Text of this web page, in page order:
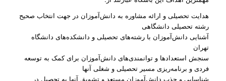
هدایت تحصیلی و ارائه مشاوره به دانش‌آموزان در جهت انتخاب صحیح
رشته تحصیلی دانشگاهی
آشنایی دانش‌آموزان با رشته‌های تحصیلی و دانشکده‌های دانشگاه
تهران
سنجش استعدادها و توانمندی‌های دانش‌آموزان برای کمک به توسعه
فردی و برنامه‌ریزی مسیر تحصیلی و شغلی آنها
شناسایی و جذب دانش‌آموزان مستعد و تشویق آنها به تحصیل در